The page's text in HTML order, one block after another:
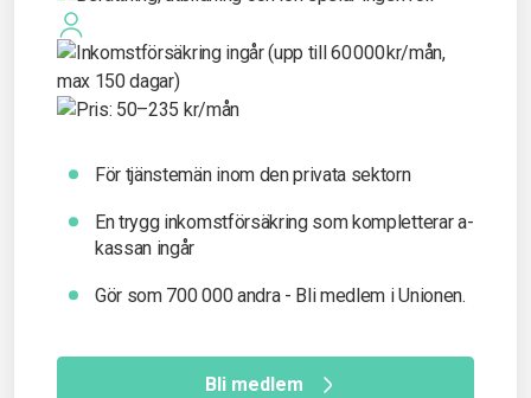
För tjänstemän inom den privata sektorn
En trygg inkomst­försäkring som kompletterar a-
kassan ingår
Gör som 700 000 andra - Bli medlem i Unionen.
Bli medlem